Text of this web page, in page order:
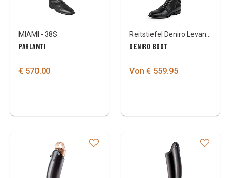
MIAMI - 38S
PARLANTI
€ 570.00
DENIRO BOOT
Von € 559.95